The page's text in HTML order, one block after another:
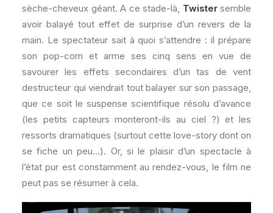
sèche-cheveux géant. A ce stade-là, Twistersemble
avoir balayé tout effet de surprise d’un revers de la
main. Le spectateur sait à quoi s’attendre : il prépare
son pop-corn et arme ses cinq sens en vue de
savourer les effets secondaires d’un tas de vent
destructeur qui viendrait tout balayer sur son passage,
que ce soit le suspense scientifique résolu d’avance
(les petits capteurs monteront-ils au ciel ?) et les
ressorts dramatiques (surtout cette love-story dont on
se fiche un peu…). Or, si le plaisir d’un spectacle à
l’état pur est constamment au rendez-vous, le film ne
peut pas se résumer à cela.